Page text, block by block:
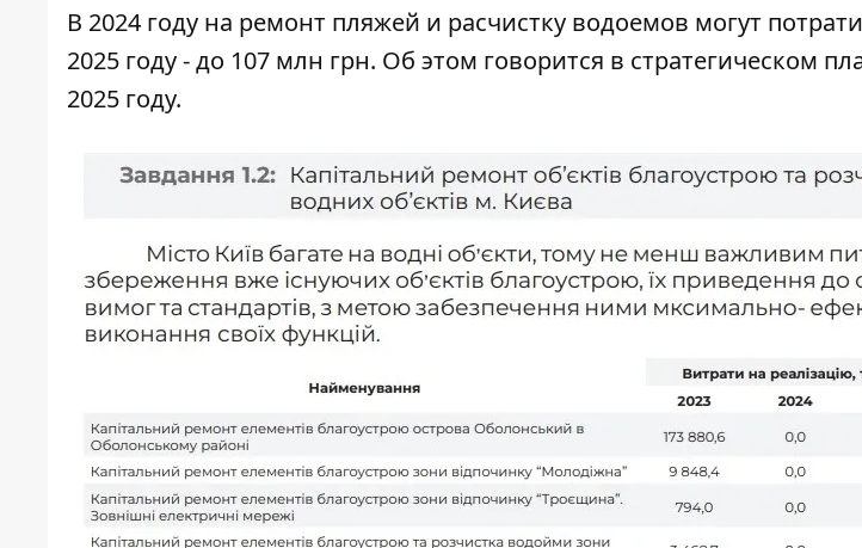
В 2024 году на ремонт пляжей и расчистку водоемов могут
2025 году - до 107 млн ​​грн. Об этом говорится в стратегическом
2025 году.